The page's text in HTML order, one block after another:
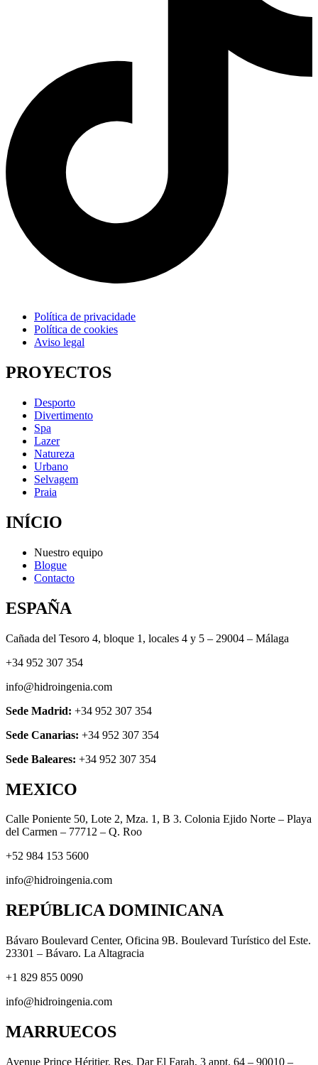
Política de privacidade
Política de cookies
Aviso legal
PROYECTOS
Desporto
Divertimento
Spa
Lazer
Natureza
Urbano
Selvagem
Praia
INÍCIO
Nuestro equipo
Blogue
Contacto
ESPAÑA
Cañada del Tesoro 4, bloque 1, locales 4 y 5 – 29004 – Málaga
+34 952 307 354
info@hidroingenia.com
Sede Madrid: +34 952 307 354
Sede Canarias: +34 952 307 354
Sede Baleares: +34 952 307 354
MEXICO
Calle Poniente 50, Lote 2, Mza. 1, B 3. Colonia Ejido Norte – Playa
del Carmen – 77712 – Q. Roo
+52 984 153 5600
info@hidroingenia.com
REPÚBLICA DOMINICANA
Bávaro Boulevard Center, Oficina 9B. Boulevard Turístico del Este.
23301 – Bávaro. La Altagracia
+1 829 855 0090
info@hidroingenia.com
MARRUECOS
Avenue Prince Héritier. Res. Dar El Farah, 3 appt. 64 – 90010 –